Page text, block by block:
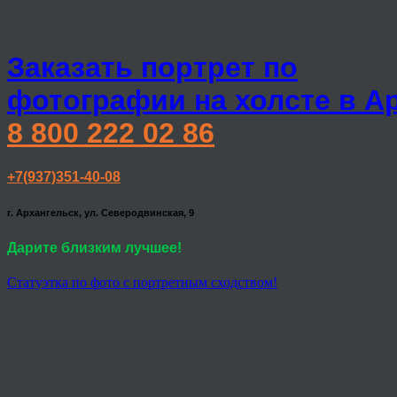
Заказать портрет по
фотографии на холсте в
8 800 222 02 86
+7(937)351-40-08
г. Архангельск, ул. Северодвинская, 9
Дарите близким лучшее!
Статуэтка по фото с портретным сходством!